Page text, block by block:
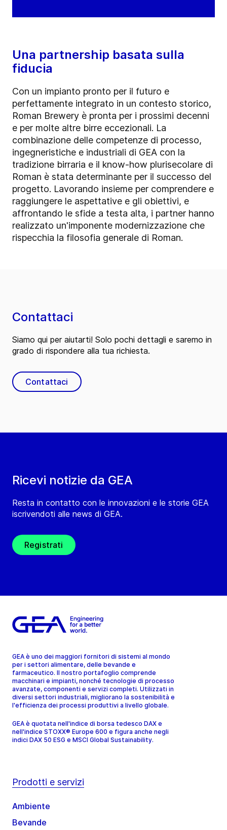
Una partnership basata sulla
fiducia
Con un impianto pronto per il futuro e
perfettamente integrato in un contesto storico,
Roman Brewery è pronta per i prossimi decenni
e per molte altre birre eccezionali. La
combinazione delle competenze di processo,
ingegneristiche e industriali di GEA con la
tradizione birraria e il know-how plurisecolare di
Roman è stata determinante per il successo del
progetto. Lavorando insieme per comprendere e
raggiungere le aspettative e gli obiettivi, e
affrontando le sfide a testa alta, i partner hanno
realizzato un'imponente modernizzazione che
rispecchia la filosofia generale di Roman.
Ricevi notizie da GEA
Resta in contatto con le innovazioni e le storie GEA
iscrivendoti alle news di GEA.
Registrati
Contattaci
Siamo qui per aiutarti! Solo pochi dettagli e saremo in
grado di rispondere alla tua richiesta.
Contattaci
GEA è uno dei maggiori fornitori di sistemi al mondo
per i settori alimentare, delle bevande e
farmaceutico. Il nostro portafoglio comprende
macchinari e impianti, nonché tecnologie di processo
avanzate, componenti e servizi completi. Utilizzati in
diversi settori industriali, migliorano la sostenibilità e
l'efficienza dei processi produttivi a livello globale.
GEA è quotata nell'indice di borsa tedesco DAX e
nell'indice STOXX® Europe 600 e figura anche negli
indici DAX 50 ESG e MSCI Global Sustainability.
Prodotti e servizi
Ambiente
Bevande